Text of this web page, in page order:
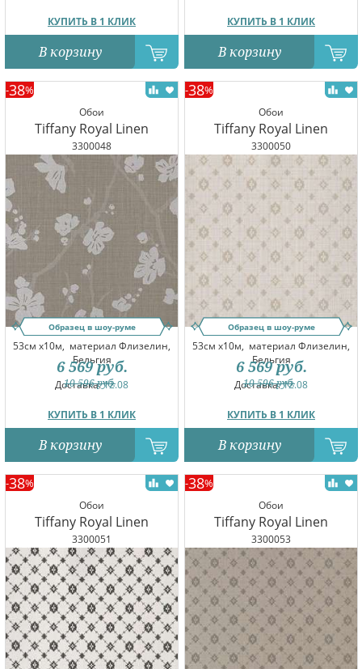
КУПИТЬ В 1 КЛИК
В корзину
КУПИТЬ В 1 КЛИК
В корзину
Обои
Tiffany Royal Linen
3300048
-38%
Образец в шоу-руме
53см x10м, материал Флизелин,
Бельгия
Доставка:12.08
КУПИТЬ В 1 КЛИК
10 596руб.
6 569 руб.
В корзину
Обои
Tiffany Royal Linen
3300050
-38%
Образец в шоу-руме
53см x10м, материал Флизелин,
Бельгия
Доставка:12.08
КУПИТЬ В 1 КЛИК
10 596руб.
6 569 руб.
В корзину
Обои
Tiffany Royal Linen
3300051
-38%
Обои
Tiffany Royal Linen
3300053
-38%